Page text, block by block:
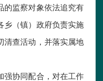
的监察对象依法追究有
乡（镇）政府负责实施
清查活动，并落实属地
强协同配合，对在工作